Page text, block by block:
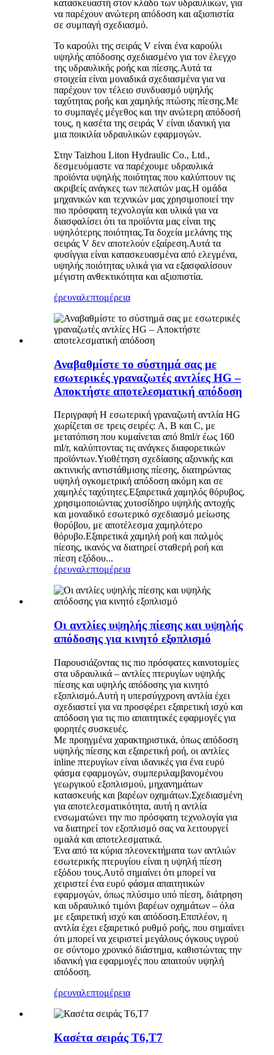
κατασκευαστή στον κλάδο των υδραυλικών, για
να παρέχουν ανώτερη απόδοση και αξιοπιστία
σε συμπαγή σχεδιασμό.
Το καρούλι της σειράς V είναι ένα καρούλι
υψηλής απόδοσης σχεδιασμένο για τον έλεγχο
της υδραυλικής ροής και πίεσης.Αυτά τα
στοιχεία είναι μοναδικά σχεδιασμένα για να
παρέχουν τον τέλειο συνδυασμό υψηλής
ταχύτητας ροής και χαμηλής πτώσης πίεσης.Με
το συμπαγές μέγεθος και την ανώτερη απόδοσή
τους, η κασέτα της σειράς V είναι ιδανική για
μια ποικιλία υδραυλικών εφαρμογών.
Στην Taizhou Liton Hydraulic Co., Ltd.,
δεσμευόμαστε να παρέχουμε υδραυλικά
προϊόντα υψηλής ποιότητας που καλύπτουν τις
ακριβείς ανάγκες των πελατών μας.Η ομάδα
μηχανικών και τεχνικών μας χρησιμοποιεί την
πιο πρόσφατη τεχνολογία και υλικά για να
διασφαλίσει ότι τα προϊόντα μας είναι της
υψηλότερης ποιότητας.Τα δοχεία μελάνης της
σειράς V δεν αποτελούν εξαίρεση.Αυτά τα
φυσίγγια είναι κατασκευασμένα από ελεγμένα,
υψηλής ποιότητας υλικά για να εξασφαλίσουν
μέγιστη ανθεκτικότητα και αξιοπιστία.
έρευναλεπτομέρεια
Αναβαθμίστε το σύστημά σας με
εσωτερικές γραναζωτές αντλίες HG –
Αποκτήστε αποτελεσματική απόδοση
Περιγραφή Η εσωτερική γραναζωτή αντλία HG
χωρίζεται σε τρεις σειρές: A, B και C, με
μετατόπιση που κυμαίνεται από 8ml/r έως 160
ml/r, καλύπτοντας τις ανάγκες διαφορετικών
προϊόντων.Υιοθέτηση σχεδίασης αξονικής και
ακτινικής αντιστάθμισης πίεσης, διατηρώντας
υψηλή ογκομετρική απόδοση ακόμη και σε
χαμηλές ταχύτητες.Εξαιρετικά χαμηλός θόρυβος,
χρησιμοποιώντας χυτοσίδηρο υψηλής αντοχής
και μοναδικό εσωτερικό σχεδιασμό μείωσης
θορύβου, με αποτέλεσμα χαμηλότερο
θόρυβο.Εξαιρετικά χαμηλή ροή και παλμός
πίεσης, ικανός να διατηρεί σταθερή ροή και
πίεση εξόδου...
έρευναλεπτομέρεια
Οι αντλίες υψηλής πίεσης και υψηλής
απόδοσης για κινητό εξοπλισμό
Παρουσιάζοντας τις πιο πρόσφατες καινοτομίες
στα υδραυλικά – αντλίες πτερυγίων υψηλής
πίεσης και υψηλής απόδοσης για κινητό
εξοπλισμό.Αυτή η υπερσύγχρονη αντλία έχει
σχεδιαστεί για να προσφέρει εξαιρετική ισχύ και
απόδοση για τις πιο απαιτητικές εφαρμογές για
φορητές συσκευές.
Με προηγμένα χαρακτηριστικά, όπως απόδοση
υψηλής πίεσης και εξαιρετική ροή, οι αντλίες
inline πτερυγίων είναι ιδανικές για ένα ευρύ
φάσμα εφαρμογών, συμπεριλαμβανομένου
γεωργικού εξοπλισμού, μηχανημάτων
κατασκευής και βαρέων οχημάτων.Σχεδιασμένη
για αποτελεσματικότητα, αυτή η αντλία
ενσωματώνει την πιο πρόσφατη τεχνολογία για
να διατηρεί τον εξοπλισμό σας να λειτουργεί
ομαλά και αποτελεσματικά.
Ένα από τα κύρια πλεονεκτήματα των αντλιών
εσωτερικής πτερυγίου είναι η υψηλή πίεση
εξόδου τους.Αυτό σημαίνει ότι μπορεί να
χειριστεί ένα ευρύ φάσμα απαιτητικών
εφαρμογών, όπως πλύσιμο υπό πίεση, διάτρηση
και υδραυλικό τιμόνι βαρέων οχημάτων – όλα
με εξαιρετική ισχύ και απόδοση.Επιπλέον, η
αντλία έχει εξαιρετικό ρυθμό ροής, που σημαίνει
ότι μπορεί να χειριστεί μεγάλους όγκους υγρού
σε σύντομο χρονικό διάστημα, καθιστώντας την
ιδανική για εφαρμογές που απαιτούν υψηλή
απόδοση.
έρευναλεπτομέρεια
Κασέτα σειράς T6,T7